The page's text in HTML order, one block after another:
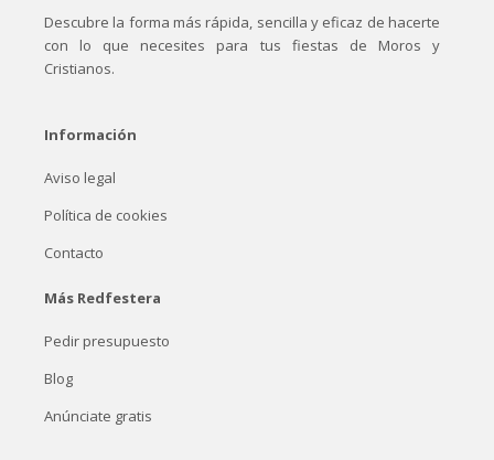
Descubre la forma más rápida, sencilla y eficaz de hacerte
con lo que necesites para tus fiestas de Moros y
Cristianos.
Información
Aviso legal
Política de cookies
Contacto
Más Redfestera
Pedir presupuesto
Blog
Anúnciate gratis